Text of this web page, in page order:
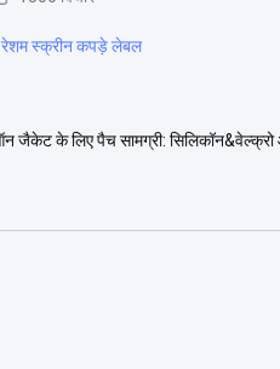
रेशम स्क्रीन कपड़े लेबल
जैकेट के लिए पैच सामग्री: